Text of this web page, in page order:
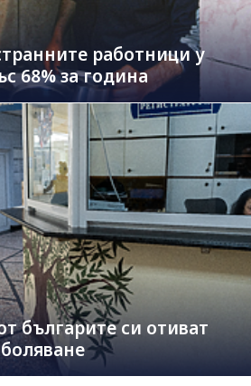
работници у
68% за година
българите си отиват